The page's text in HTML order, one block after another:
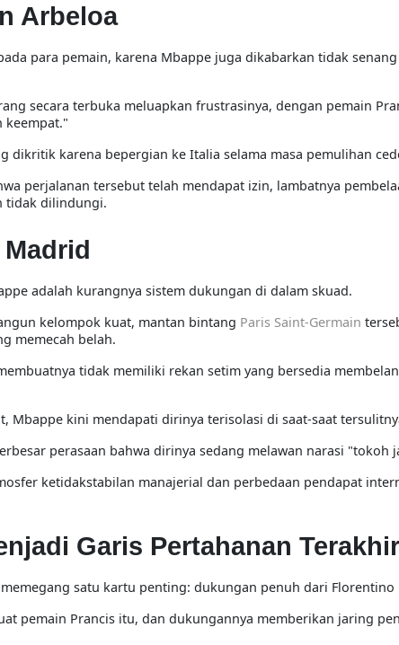
Arbeloa
para pemain, karena Mbappe juga dikabarkan tidak
secara terbuka meluapkan frustrasinya, dengan pemain
keempat."
dikritik karena bepergian ke Italia selama masa pemulihan
perjalanan tersebut telah mendapat izin, lambatnya
tidak dilindungi.
adalah kurangnya sistem dukungan di dalam skuad.
kelompok kuat, mantan bintang Paris Saint-Germain
memecah belah.
tidak memiliki rekan setim yang bersedia
Mbappe kini mendapati dirinya terisolasi di saat-saat
perasaan bahwa dirinya sedang melawan narasi "tokoh
ketidakstabilan manajerial dan perbedaan pendapat
Garis Pertahanan Terakhir
satu kartu penting: dukungan penuh dari Florentino
pemain Prancis itu, dan dukungannya memberikan jaring